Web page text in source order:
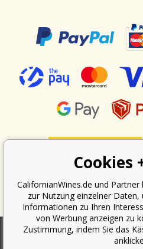
Cookies
CalifornianWines.de und
zur Nutzung einzelner
Informationen zu Ihren
von Werbung anzeigen zu
Zustimmung, indem Sie das